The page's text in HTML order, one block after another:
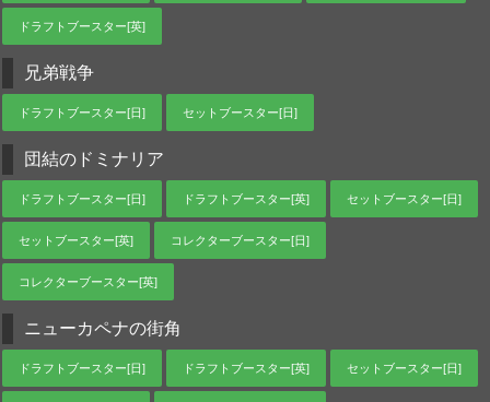
ドラフトブースター[英]
兄弟戦争
ドラフトブースター[日] セットブースター[日]
団結のドミナリア
ドラフトブースター[日] ドラフトブースター[英] セットブースター[日]
セットブースター[英] コレクターブースター[日]
コレクターブースター[英]
ニューカペナの街角
ドラフトブースター[日] ドラフトブースター[英] セットブースター[日]